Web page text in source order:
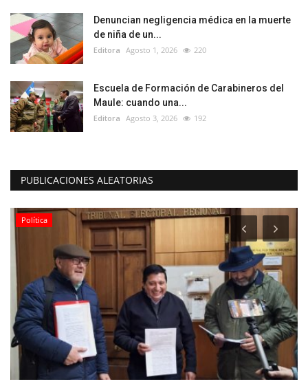
Denuncian negligencia médica en la muerte
de niña de un...
Editora Agosto 1, 2026 220
Escuela de Formación de Carabineros del
Maule: cuando una...
Editora Agosto 3, 2026 192
PUBLICACIONES ALEATORIAS
Política